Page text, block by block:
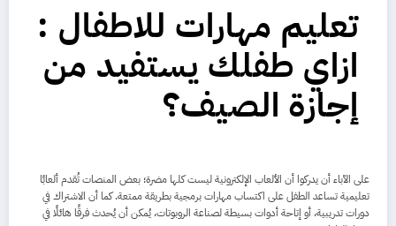
تعليم مهارات للاطفال :
ازاي طفلك يستفيد من
إجازة الصيف؟
على الآباء أن يدركوا أن الألعاب الإلكترونية ليست كلها مضرة؛ بعض المنصات تُقدم ألعابًا
تعليمية تساعد الطفل على اكتساب مهارات برمجية بطريقة ممتعة. كما أن الاشتراك في
دورات تدريبية، أو إتاحة أدوات بسيطة لصناعة الروبوتات، يُمكن أن يُحدث فرقًا هائلًا في